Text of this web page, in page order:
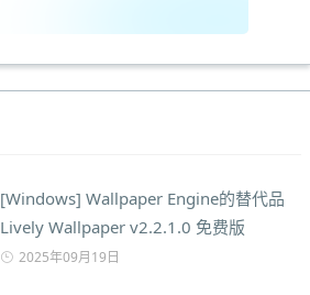
[Windows] Wallpaper Engine的替代品
Lively Wallpaper v2.2.1.0 免费版
2025年09月19日